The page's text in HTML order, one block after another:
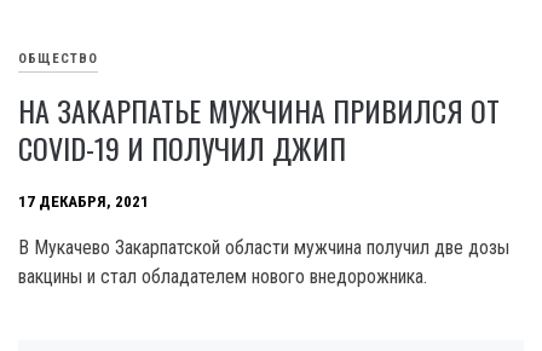
ОБЩЕСТВО
НА ЗАКАРПАТЬЕ МУЖЧИНА ПРИВИЛСЯ ОТ
COVID-19 И ПОЛУЧИЛ ДЖИП
17 ДЕКАБРЯ, 2021
В Мукачево Закарпатской области мужчина получил две дозы
вакцины и стал обладателем нового внедорожника.